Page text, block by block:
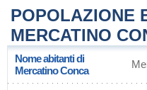
POPOLAZIONE
MERCATINO
Nome abitanti di
Mercatino Conca